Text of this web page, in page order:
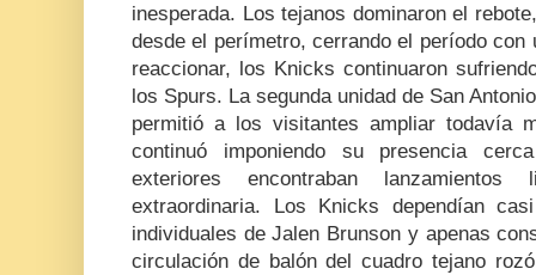
inesperada. Los tejanos dominaron el
desde el perímetro, cerrando el período con
reaccionar, los Knicks continuaron
los Spurs. La segunda unidad de San
permitió a los visitantes ampliar todavía
continuó imponiendo su presencia
exteriores encontraban
extraordinaria. Los Knicks dependían
individuales de Jalen Brunson y apenas
circulación de balón del cuadro tejano